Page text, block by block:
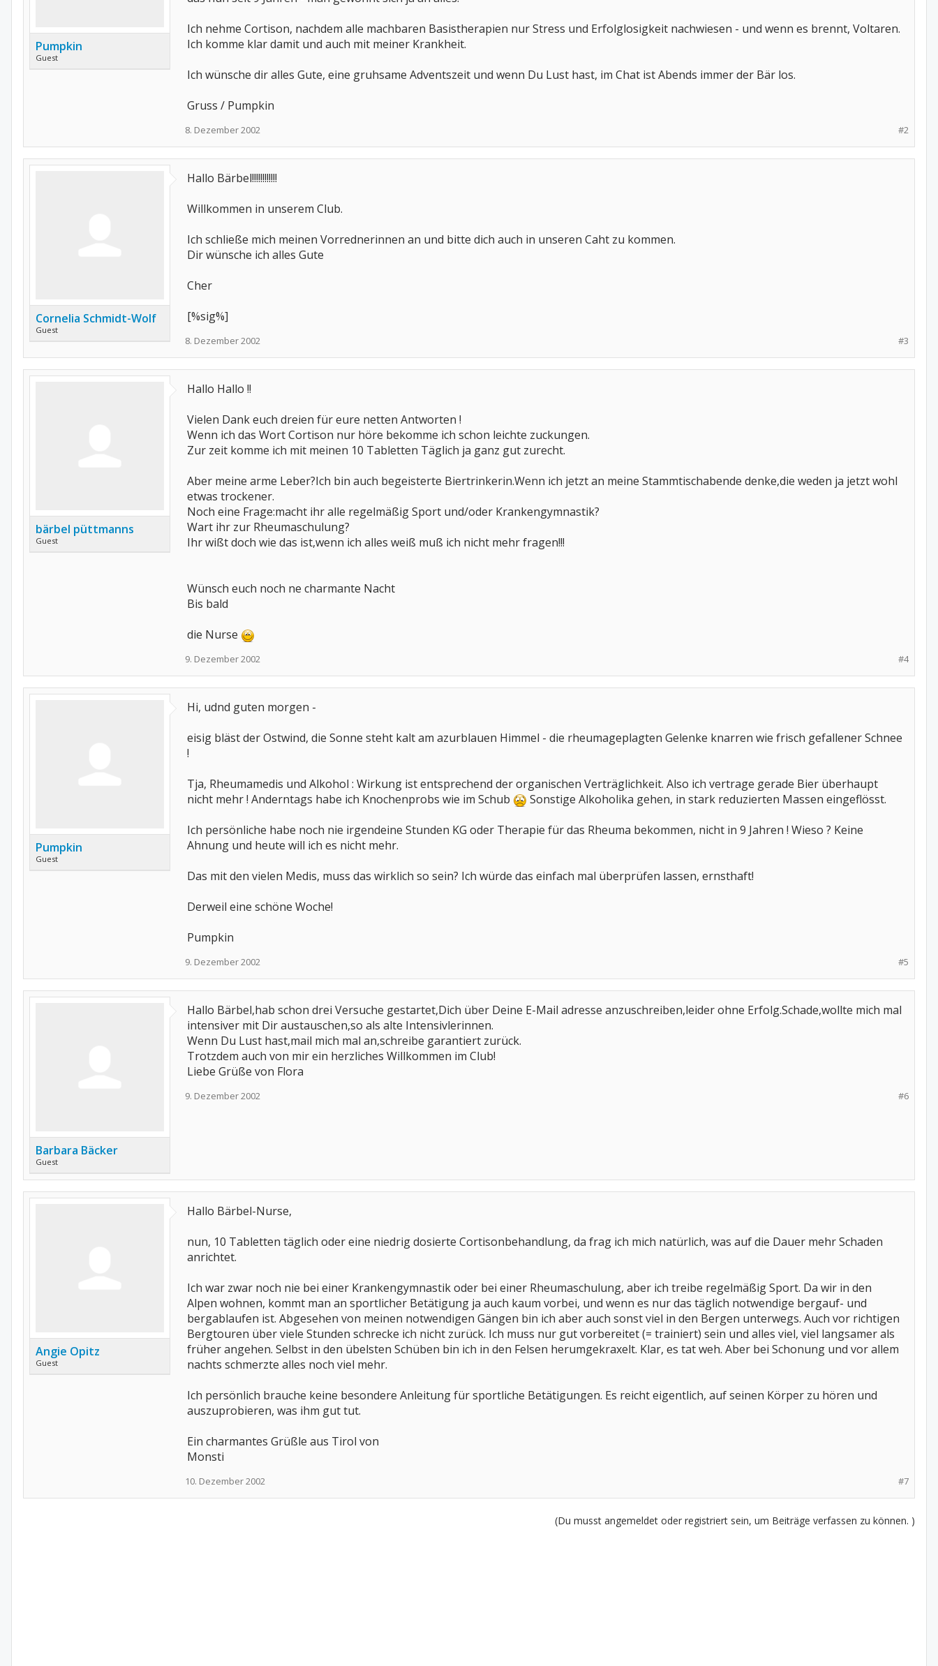
Pumpkin
Guest
Ich nehme Cortison, nachdem alle machbaren Basistherapien nur Stress und Erfolglosigkeit nachwiesen - und wenn es brennt, Voltaren.
Ich komme klar damit und auch mit meiner Krankheit.
Ich wünsche dir alles Gute, eine gruhsame Adventszeit und wenn Du Lust hast, im Chat ist Abends immer der Bär los.
Gruss / Pumpkin
#2
8. Dezember 2002
Cornelia Schmidt-Wolf
Guest
Hallo Bärbel!!!!!!!!!!!!
Willkommen in unserem Club.
Ich schließe mich meinen Vorrednerinnen an und bitte dich auch in unseren Caht zu kommen.
Dir wünsche ich alles Gute
Cher
[%sig%]
#3
8. Dezember 2002
bärbel püttmanns
Guest
Hallo Hallo !!
Vielen Dank euch dreien für eure netten Antworten !
Wenn ich das Wort Cortison nur höre bekomme ich schon leichte zuckungen.
Zur zeit komme ich mit meinen 10 Tabletten Täglich ja ganz gut zurecht.
Aber meine arme Leber?Ich bin auch begeisterte Biertrinkerin.Wenn ich jetzt an meine Stammtischabende denke,die weden ja jetzt wohl
etwas trockener.
Noch eine Frage:macht ihr alle regelmäßig Sport und/oder Krankengymnastik?
Wart ihr zur Rheumaschulung?
Ihr wißt doch wie das ist,wenn ich alles weiß muß ich nicht mehr fragen!!!
Wünsch euch noch ne charmante Nacht
Bis bald
die Nurse
#4
9. Dezember 2002
Pumpkin
Guest
Hi, udnd guten morgen -
eisig bläst der Ostwind, die Sonne steht kalt am azurblauen Himmel - die rheumageplagten Gelenke knarren wie frisch gefallener Schnee
!
Tja, Rheumamedis und Alkohol : Wirkung ist entsprechend der organischen Verträglichkeit. Also ich vertrage gerade Bier überhaupt
nicht mehr ! Anderntags habe ich Knochenprobs wie im Schub
Sonstige Alkoholika gehen, in stark reduzierten Massen eingeflösst.
Ich persönliche habe noch nie irgendeine Stunden KG oder Therapie für das Rheuma bekommen, nicht in 9 Jahren ! Wieso ? Keine
Ahnung und heute will ich es nicht mehr.
Das mit den vielen Medis, muss das wirklich so sein? Ich würde das einfach mal überprüfen lassen, ernsthaft!
Derweil eine schöne Woche!
Pumpkin
#5
9. Dezember 2002
Barbara Bäcker
Guest
Hallo Bärbel,hab schon drei Versuche gestartet,Dich über Deine E-Mail adresse anzuschreiben,leider ohne Erfolg.Schade,wollte mich mal
intensiver mit Dir austauschen,so als alte Intensivlerinnen.
Wenn Du Lust hast,mail mich mal an,schreibe garantiert zurück.
Trotzdem auch von mir ein herzliches Willkommen im Club!
Liebe Grüße von Flora
#6
9. Dezember 2002
Angie Opitz
Guest
Hallo Bärbel-Nurse,
nun, 10 Tabletten täglich oder eine niedrig dosierte Cortisonbehandlung, da frag ich mich natürlich, was auf die Dauer mehr Schaden
anrichtet.
Ich war zwar noch nie bei einer Krankengymnastik oder bei einer Rheumaschulung, aber ich treibe regelmäßig Sport. Da wir in den
Alpen wohnen, kommt man an sportlicher Betätigung ja auch kaum vorbei, und wenn es nur das täglich notwendige bergauf- und
bergablaufen ist. Abgesehen von meinen notwendigen Gängen bin ich aber auch sonst viel in den Bergen unterwegs. Auch vor richtigen
Bergtouren über viele Stunden schrecke ich nicht zurück. Ich muss nur gut vorbereitet (= trainiert) sein und alles viel, viel langsamer als
früher angehen. Selbst in den übelsten Schüben bin ich in den Felsen herumgekraxelt. Klar, es tat weh. Aber bei Schonung und vor allem
nachts schmerzte alles noch viel mehr.
Ich persönlich brauche keine besondere Anleitung für sportliche Betätigungen. Es reicht eigentlich, auf seinen Körper zu hören und
auszuprobieren, was ihm gut tut.
Ein charmantes Grüßle aus Tirol von
Monsti
#7
10. Dezember 2002
(Du musst angemeldet oder registriert sein, um Beiträge verfassen zu können. )